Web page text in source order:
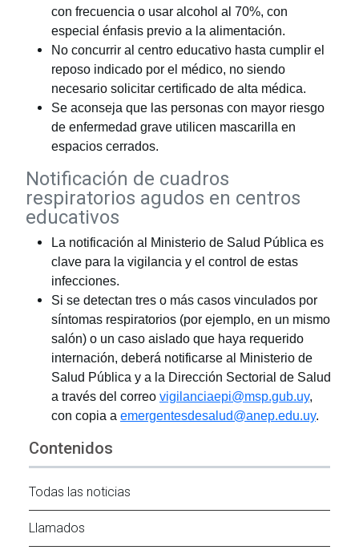
con frecuencia o usar alcohol al 70%, con
especial énfasis previo a la alimentación.
No concurrir al centro educativo hasta cumplir el
reposo indicado por el médico, no siendo
necesario solicitar certificado de alta médica.
Se aconseja que las personas con mayor riesgo
de enfermedad grave utilicen mascarilla en
espacios cerrados.
Notificación de cuadros
respiratorios agudos en centros
educativos
La notificación al Ministerio de Salud Pública es
clave para la vigilancia y el control de estas
infecciones.
Si se detectan tres o más casos vinculados por
síntomas respiratorios (por ejemplo, en un mismo
salón) o un caso aislado que haya requerido
internación, deberá notificarse al Ministerio de
Salud Pública y a la Dirección Sectorial de Salud
a través del correo vigilanciaepi@msp.gub.uy,
con copia a emergentesdesalud@anep.edu.uy.
Contenidos
Todas las noticias
Llamados